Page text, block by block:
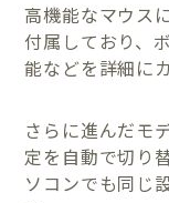
高機能なマウス
付属しており、
能などを詳細に
さらに進んだモ
定を自動で切り
ソコンでも同じ